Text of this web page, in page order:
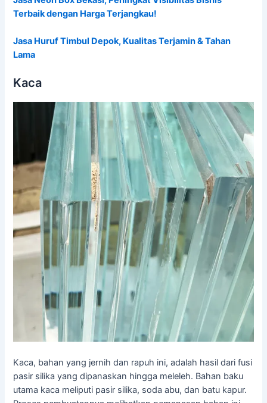
Terbaik dengan Harga Terjangkau!
Jasa Huruf Timbul Depok, Kualitas Terjamin & Tahan
Lama
Kaca
Kaca, bahan yang jernih dan rapuh ini, adalah hasil dari fusi
pasir silika yang dipanaskan hingga meleleh. Bahan baku
utama kaca meliputi pasir silika, soda abu, dan batu kapur.